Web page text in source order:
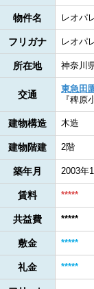
物件名 レオパ
フリガナ レオパ
所在地 神奈川
交通
東急田
『稗原
建物構造 木造
建物階建 2階
築年月 2003年
賃料 *****
共益費 *****
敷金 *****
礼金 *****